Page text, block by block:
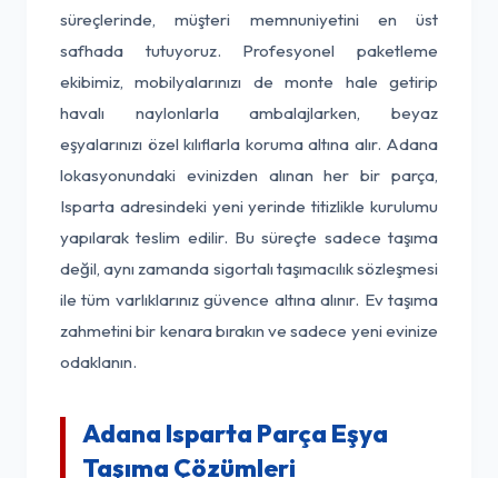
süreçlerinde, müşteri memnuniyetini en üst
safhada tutuyoruz. Profesyonel paketleme
ekibimiz, mobilyalarınızı de monte hale getirip
havalı naylonlarla ambalajlarken, beyaz
eşyalarınızı özel kılıflarla koruma altına alır. Adana
lokasyonundaki evinizden alınan her bir parça,
Isparta adresindeki yeni yerinde titizlikle kurulumu
yapılarak teslim edilir. Bu süreçte sadece taşıma
değil, aynı zamanda sigortalı taşımacılık sözleşmesi
ile tüm varlıklarınız güvence altına alınır. Ev taşıma
zahmetini bir kenara bırakın ve sadece yeni evinize
odaklanın.
Adana Isparta Parça Eşya
Taşıma Çözümleri